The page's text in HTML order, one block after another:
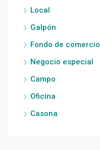
Local
Galpón
Fondo de comercio
Negocio especial
Campo
Oficina
Casona